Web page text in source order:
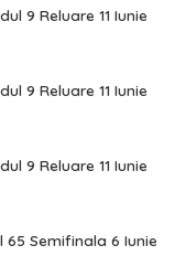
9 Reluare 11 Iunie
9 Reluare 11 Iunie
9 Reluare 11 Iunie
65 Semifinala 6 Iunie